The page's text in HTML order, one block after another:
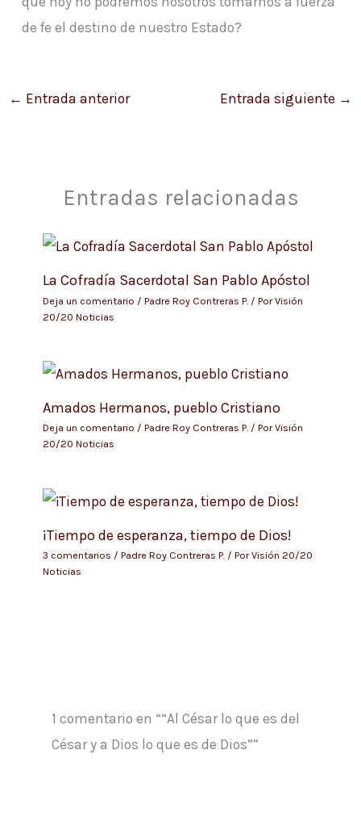
de fe el destino de nuestro Estado?
← Entrada anterior Entrada siguiente →
Entradas relacionadas
La Cofradía Sacerdotal San Pablo Apóstol
Deja un comentario / Padre Roy Contreras P. / PorVisión
20/20 Noticias
Amados Hermanos, pueblo Cristiano
Deja un comentario / Padre Roy Contreras P./ PorVisión
20/20 Noticias
¡Tiempo de esperanza, tiempo de Dios!
3 comentarios / Padre Roy Contreras P./ PorVisión 20/20
Noticias
1 comentario en ““Al César lo que es del
César y a Dios lo que es de Dios””